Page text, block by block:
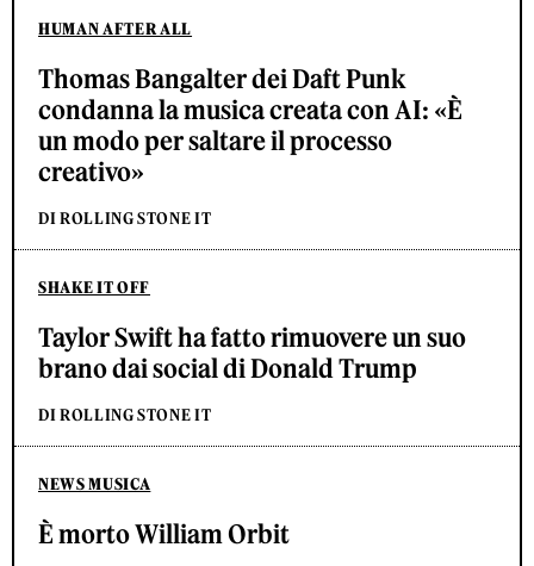
HUMAN AFTER ALL
Thomas Bangalter dei Daft Punk
condanna la musica creata con AI: «È
un modo per saltare il processo
creativo»
DI ROLLING STONE IT
SHAKE IT OFF
Taylor Swift ha fatto rimuovere un suo
brano dai social di Donald Trump
DI ROLLING STONE IT
NEWS MUSICA
È morto William Orbit